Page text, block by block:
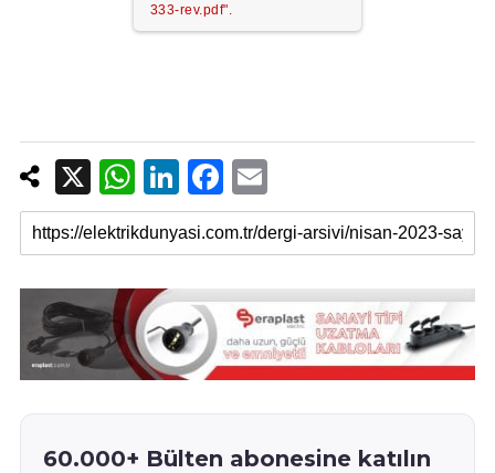
333-rev.pdf".
X
W
h
at
s
A
p
p
Li
n
k
e
dI
n
F
a
c
e
b
o
o
k
m
ail
60.000+ Bülten abonesine katılın